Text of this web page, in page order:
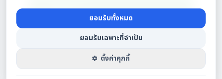
เข้าสู่ระบบ
สมัครสมาชิก
ยอมรับทั้งหมด
ยอมรับเฉพาะที่จำเป็น
ตั้งค่าคุกกี้